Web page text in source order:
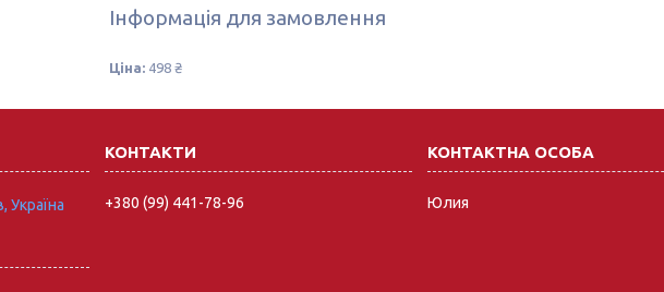
Інформація для замовлення
Ціна: 498 ₴
Україна +380 (99) 441-78-96 Юлия